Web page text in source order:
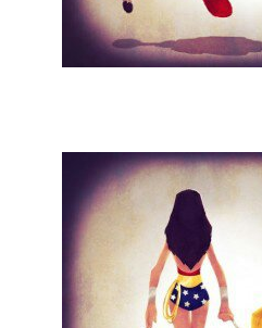
On parle de quoi ?
Lectures